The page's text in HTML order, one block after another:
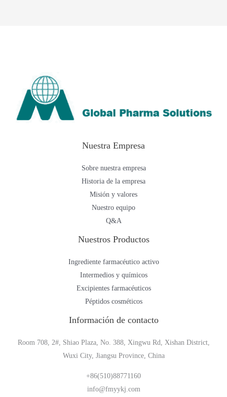
Nuestra Empresa
Sobre nuestra empresa
Historia de la empresa
Misión y valores
Nuestro equipo
Q&A
Nuestros Productos
Ingrediente farmacéutico activo
Intermedios y químicos
Excipientes farmacéuticos
Péptidos cosméticos
Información de contacto
Room 708, 2#, Shiao Plaza, No. 388, Xingwu Rd, Xishan District,
Wuxi City, Jiangsu Province, China
+86(510)88771160
info@fmyykj.com